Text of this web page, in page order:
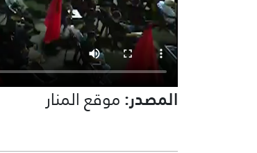
المصدر:موقع المنار